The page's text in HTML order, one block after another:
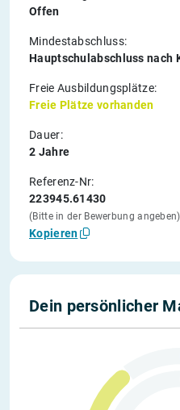
Offen
Mindestabschluss:
Hauptschulabschluss nach
Freie Ausbildungsplätze:
Freie Plätze vorhanden
Dauer:
2 Jahre
Referenz-Nr:
223945.61430
(Bitte in der Bewerbung angeben)
Kopieren
Dein persönlicher